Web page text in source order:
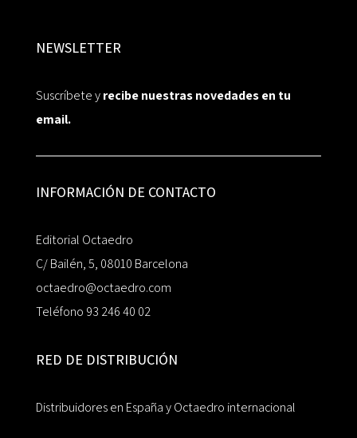
NEWSLETTER
Suscríbete yrecibe nuestras novedades en tu
email.
INFORMACIÓN DE CONTACTO
Editorial Octaedro
C/ Bailén, 5, 08010 Barcelona
octaedro@octaedro.com
Teléfono 93 246 40 02
RED DE DISTRIBUCIÓN
Distribuidores en España y Octaedro internacional